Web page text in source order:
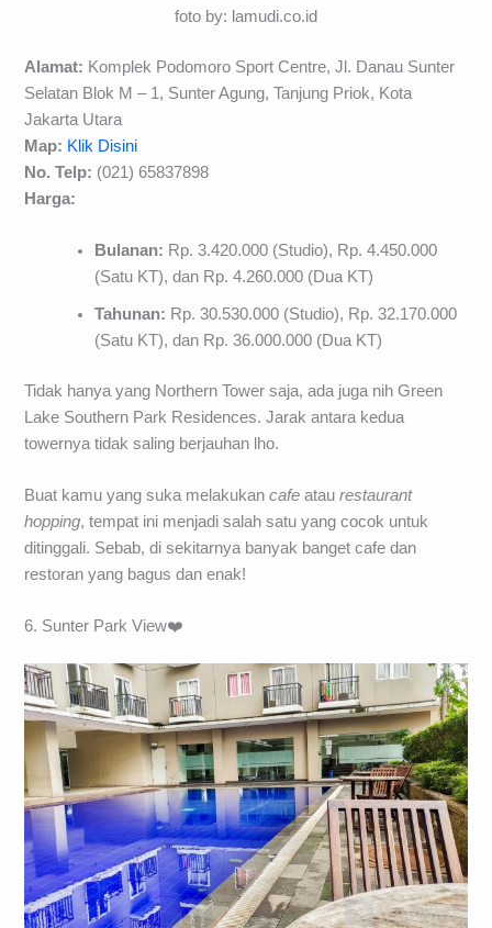
foto by: lamudi.co.id
Alamat: Komplek Podomoro Sport Centre, Jl. Danau Sunter
Selatan Blok M – 1, Sunter Agung, Tanjung Priok, Kota
Jakarta Utara
Map: Klik Disini
No. Telp: (021) 65837898
Harga:
Bulanan: Rp. 3.420.000 (Studio), Rp. 4.450.000
(Satu KT), dan Rp. 4.260.000 (Dua KT)
Tahunan: Rp. 30.530.000 (Studio), Rp. 32.170.000
(Satu KT), dan Rp. 36.000.000 (Dua KT)
Tidak hanya yang Northern Tower saja, ada juga nih Green
Lake Southern Park Residences. Jarak antara kedua
towernya tidak saling berjauhan lho.
Buat kamu yang suka melakukancafeataurestaurant
hopping, tempat ini menjadi salah satu yang cocok untuk
ditinggali. Sebab, di sekitarnya banyak banget cafe dan
restoran yang bagus dan enak!
6. Sunter Park View❤️